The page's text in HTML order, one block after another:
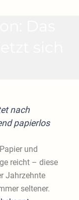
nach
papierlos
und
reicht – diese
Jahrzehnte
seltener.